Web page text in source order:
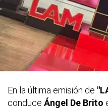
En la última emisión de
conduce Ángel De Brito